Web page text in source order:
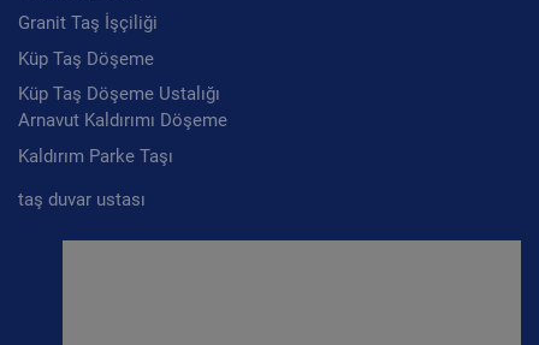
Granit Taş İşçiliği
Küp Taş Döşeme
Küp Taş Döşeme Ustalığı
Arnavut Kaldırımı Döşeme
Kaldırım Parke Taşı
taş duvar ustası